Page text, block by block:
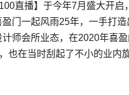
直播】于今年7月盛大开
门一起风雨25年，一手打
师会所业态，在2020年喜
也在当时刮起了不小的业内旋